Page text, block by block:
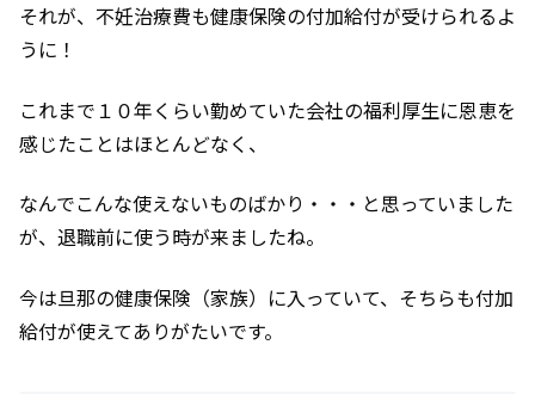
それが、不妊治療費も健康保険の付加給付が受けられるよ
うに！
これまで１０年くらい勤めていた会社の福利厚生に恩恵を
感じたことはほとんどなく、
なんでこんな使えないものばかり・・・と思っていました
が、退職前に使う時が来ましたね。
今は旦那の健康保険（家族）に入っていて、そちらも付加
給付が使えてありがたいです。